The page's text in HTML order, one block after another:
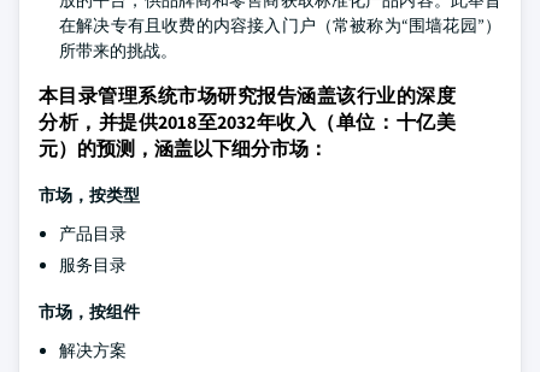
在解决专有且收费的内容接入门户（常被称为“围墙花园”）
所带来的挑战。
本目录管理系统市场研究报告涵盖该行业的深度
分析，并提供2018至2032年收入（单位：十亿美
元）的预测，涵盖以下细分市场：
市场，按类型
产品目录
服务目录
市场，按组件
解决方案